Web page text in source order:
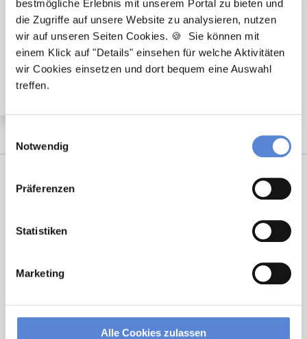
bestmögliche Erlebnis mit unserem Portal zu bieten und
die Zugriffe auf unsere Website zu analysieren, nutzen
wir auf unseren Seiten Cookies. 🍪 Sie können mit
einem Klick auf "Details" einsehen für welche Aktivitäten
wir Cookies einsetzen und dort bequem eine Auswahl
treffen.
Notwendig
Präferenzen
Statistiken
Marketing
Alle Cookies zulassen
🌟 PREMIUM-STELLENANGEBOT 🌟
Angestellter Facharzt (m/w/d) in Vollzeit ab sofort in
Bruckberg
Ansprechpartnerin